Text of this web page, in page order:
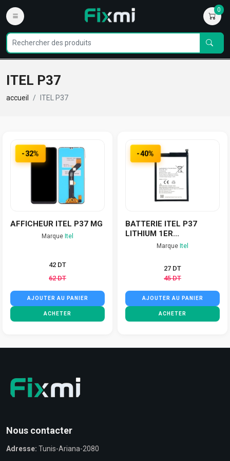
0
ITEL P37
accueil ITEL P37
-32%
AFFICHEUR ITEL P37 MG
Marque Itel
42 DT
62 DT
AJOUTER AU PANIER
ACHETER
-40%
BATTERIE ITEL P37
LITHIUM 1ER...
Marque Itel
27 DT
45 DT
AJOUTER AU PANIER
ACHETER
Nous contacter
Adresse: Tunis-Ariana-2080